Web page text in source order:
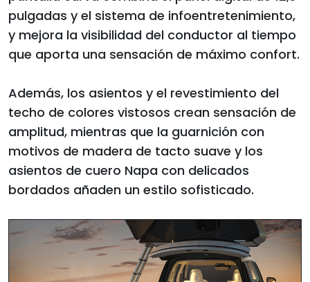
pulgadas y el sistema de infoentretenimiento,
y mejora la visibilidad del conductor al tiempo
que aporta una sensación de máximo confort.
Además, los asientos y el revestimiento del
techo de colores vistosos crean sensación de
amplitud, mientras que la guarnición con
motivos de madera de tacto suave y los
asientos de cuero Napa con delicados
bordados añaden un estilo sofisticado.